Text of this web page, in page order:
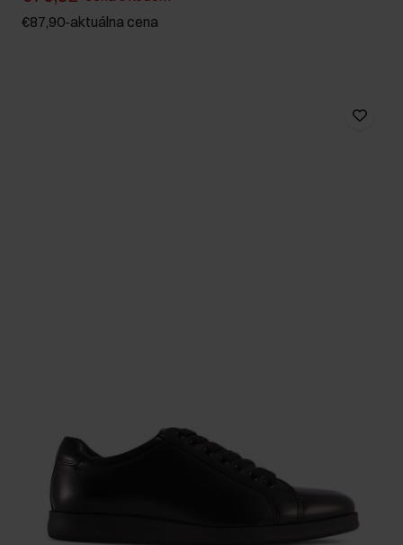
€87,90-aktuálna cena